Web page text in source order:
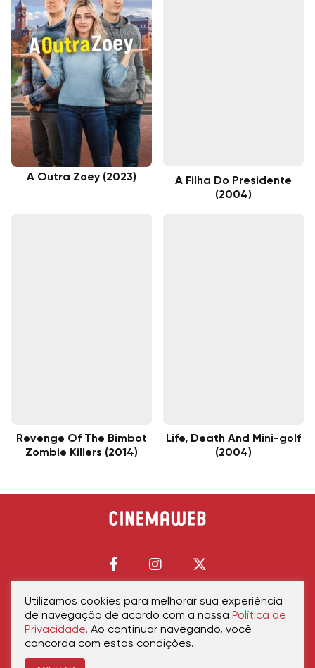
A Outra Zoey (2023)
A Filha Do Presidente
(2004)
Revenge Of The Bimbot
Zombie Killers (2014)
Life, Death And Mini-golf
(2004)
Início Política de PrivacidadePolítica de CookiesContatoSobre Nós
Utilizamos cookies para melhorar sua experiência
de navegação de acordo com a nossa Política de
Privacidade. Ao continuar navegando, você
concorda com estas condições.